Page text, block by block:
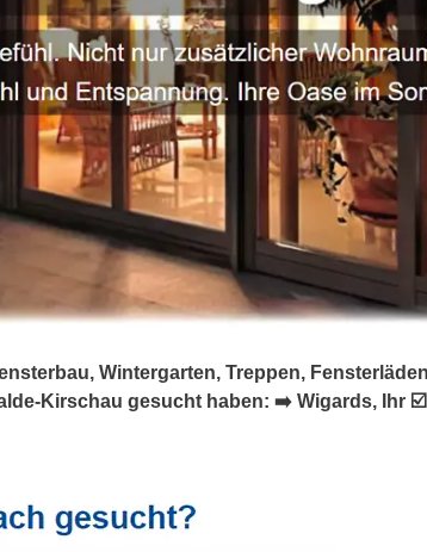
Wintergarten, Treppen,
Kirschau gesucht haben: ➡️ Wigards, Ihr